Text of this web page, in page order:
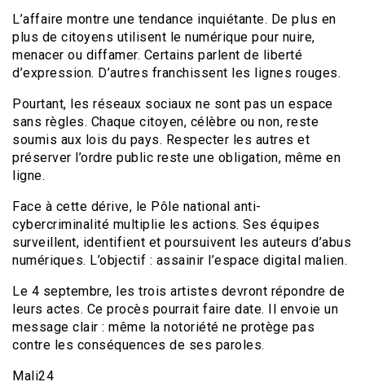
L’affaire montre une tendance inquiétante. De plus en
plus de citoyens utilisent le numérique pour nuire,
menacer ou diffamer. Certains parlent de liberté
d’expression. D’autres franchissent les lignes rouges.
Pourtant, les réseaux sociaux ne sont pas un espace
sans règles. Chaque citoyen, célèbre ou non, reste
soumis aux lois du pays. Respecter les autres et
préserver l’ordre public reste une obligation, même en
ligne.
Face à cette dérive, le Pôle national anti-
cybercriminalité multiplie les actions. Ses équipes
surveillent, identifient et poursuivent les auteurs d’abus
numériques. L’objectif : assainir l’espace digital malien.
Le 4 septembre, les trois artistes devront répondre de
leurs actes. Ce procès pourrait faire date. Il envoie un
message clair : même la notoriété ne protège pas
contre les conséquences de ses paroles.
Mali24